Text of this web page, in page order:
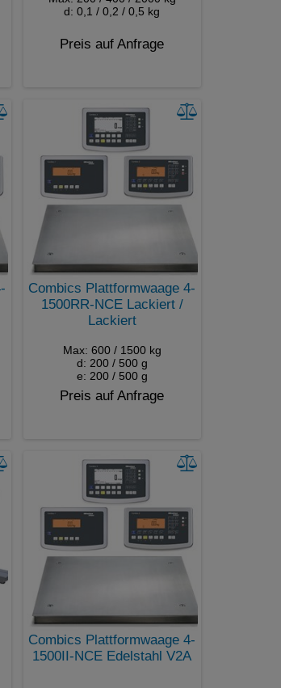
d: 0,1 / 0,2 / 0,5 kg
Preis auf Anfrage
Combics Plattformwaage 4-
1500RR-NCE Lackiert /
Lackiert
Max: 600 / 1500 kg
d: 200 / 500 g
e: 200 / 500 g
Preis auf Anfrage
Combics Plattformwaage 4-
1500II-NCE Edelstahl V2A